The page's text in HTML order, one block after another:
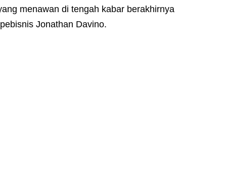
menawan di tengah kabar berakhirnya
Jonathan Davino.